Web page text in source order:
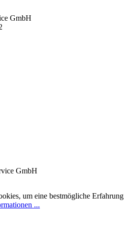
GmbH
GmbH
um eine bestmögliche Erfahrung
...